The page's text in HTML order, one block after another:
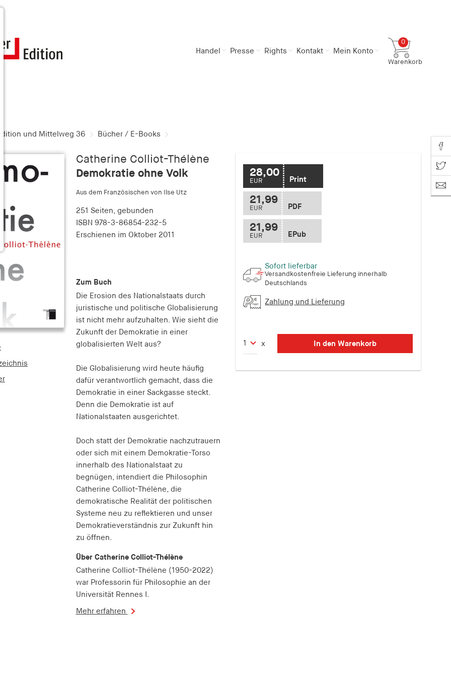
Handel Presse Rights Kontakt Mein Konto
0
Warenkorb
und Mittelweg 36 Bücher / E-Books
Catherine Colliot-Thélène
Demokratie ohne Volk
Aus dem Französischen von Ilse Utz
251 Seiten, gebunden
ISBN 978-3-86854-232-5
Erschienen im Oktober 2011
Zum Buch
Die Erosion des Nationalstaats durch
juristische und politische Globalisierung
ist nicht mehr aufzuhalten. Wie sieht die
Zukunft der Demokratie in einer
globalisierten Welt aus?
Die Globalisierung wird heute häufig
dafür verantwortlich gemacht, dass die
Demokratie in einer Sackgasse steckt.
Denn die Demokratie ist auf
Nationalstaaten ausgerichtet.
Doch statt der Demokratie nachzutrauern
oder sich mit einem Demokratie-Torso
innerhalb des Nationalstaat zu
begnügen, intendiert die Philosophin
Catherine Colliot-Thélène, die
demokratische Realität der politischen
Systeme neu zu reflektieren und unser
Demokratieverständnis zur Zukunft hin
zu öffnen.
Über Catherine Colliot-Thélène
Catherine Colliot-Thélène (1950-2022)
war Professorin für Philosophie an der
Universität Rennes I.
Mehr erfahren
28,00
EUR Print
21,99
EUR PDF
21,99
EUR EPub
Sofort lieferbar
Versandkostenfreie Lieferung innerhalb
Deutschlands
Zahlung und Lieferung
x In den Warenkorb
Share
Share on